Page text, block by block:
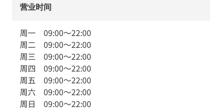
营业时间
周一 09:00～22:00
周二 09:00～22:00
周三 09:00～22:00
周四 09:00～22:00
周五 09:00～22:00
周六 09:00～22:00
周日 09:00～22:00